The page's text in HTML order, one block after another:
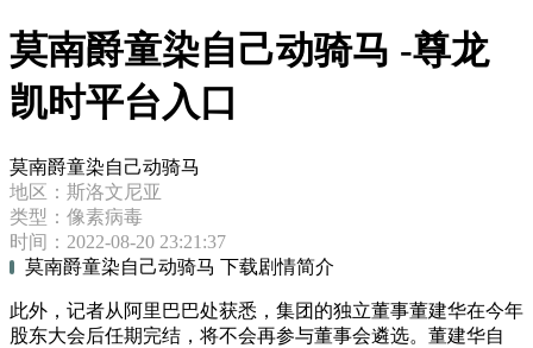
莫南爵童染自己动骑马 -尊龙
凯时平台入口
莫南爵童染自己动骑马
地区：斯洛文尼亚
类型：像素病毒
时间：2022-08-20 23:21:37
莫南爵童染自己动骑马 下载剧情简介
此外，记者从阿里巴巴处获悉，集团的独立董事董建华在今年
股东大会后任期完结，将不会再参与董事会遴选。董建华自